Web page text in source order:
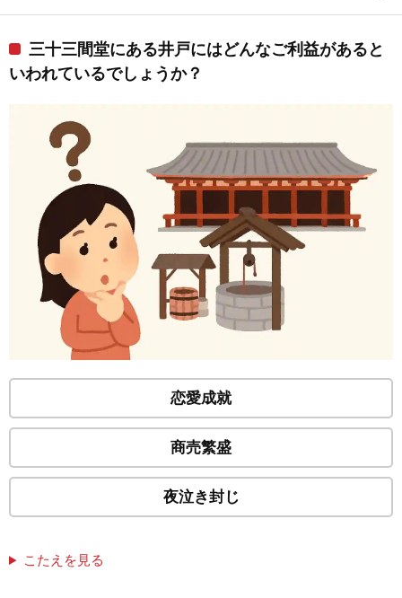
三十三間堂にある井戸にはどんなご利益があると
いわれているでしょうか？
恋愛成就
商売繁盛
夜泣き封じ
こたえを見る